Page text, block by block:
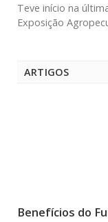
Teve início na
Exposição
ARTIGOS
Benefícios do